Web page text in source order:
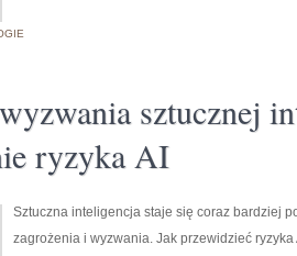
sztucznej
ryzyka AI
Sztuczna inteligencja staje się coraz bardziej
zagrożenia i wyzwania. Jak przewidzieć